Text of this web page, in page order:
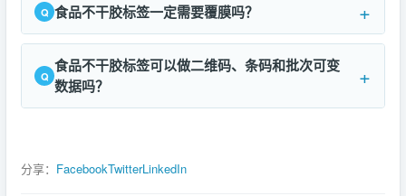
食品不干胶标签一定需要覆膜吗？
食品不干胶标签可以做二维码、条码和批次可变
数据吗？
分享： FacebookTwitterLinkedIn